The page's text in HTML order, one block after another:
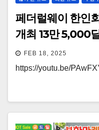
페더럴웨이 한인
개최 13만 5,000
FEB 18, 2025
https://youtu.be/